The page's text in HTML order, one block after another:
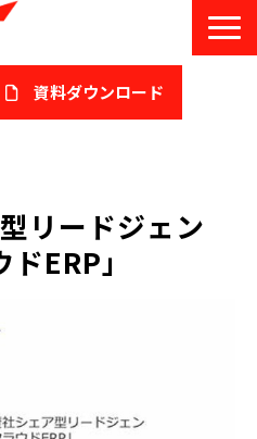
​資料ダウンロード
について
ド/お役立ち資料
/協賛ウェビナー
事例
リードジェン
ドERP」